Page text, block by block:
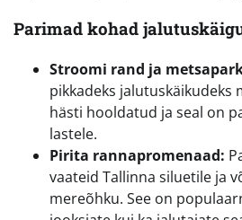
Parimad kohad
Stroomi rand ja
pikkadeks jalutuskäikudeks
hästi hooldatud ja seal on
lastele.
Pirita rannapromenaad:
vaateid Tallinna siluetile ja
mereõhku. See on